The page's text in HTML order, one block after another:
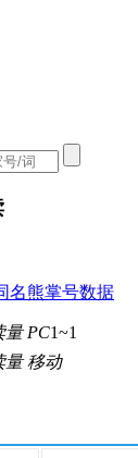
名熊掌号数据
量 PC1~1
量 移动